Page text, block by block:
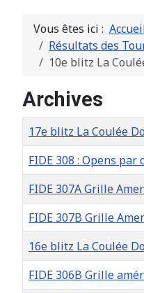
Vous êtes ici :
Résultats des
10e blitz La
Archives
Titre Date de
17e blitz La Coulée
FIDE 308 : Opens par
FIDE 307A Grille
FIDE 307B Grille
16e blitz La Coulée
FIDE 306B Grille